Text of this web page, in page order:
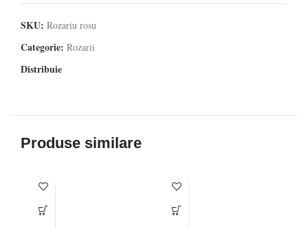
SKU: Rozariu rosu
Categorie: Rozarii
Distribuie
Produse similare